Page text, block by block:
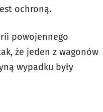
ochroną.
powojennego
że jeden z wagonów
wypadku były